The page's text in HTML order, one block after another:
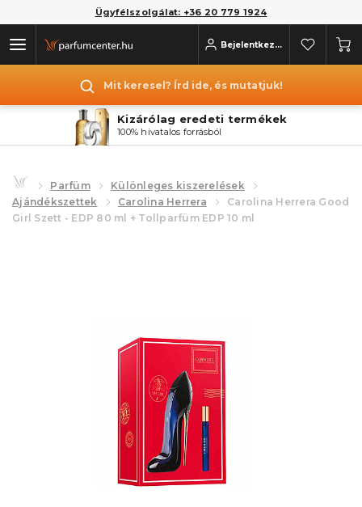
Ügyfélszolgálat: +36 20 779 1924
Bejelentkezés
Mit keresel? Írd ide, és mutatjuk!
Kizárólag eredeti termékek
100% hivatalos forrásból
Parfüm
Különleges kiszerelések
Ajándékszettek
Carolina Herrera
Carolina Herrera Good
Girl Szett - EDP 80 ml + Tollparfüm EDP 10 ml